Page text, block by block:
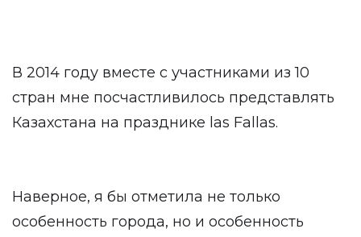
В 2014 году вместе с участниками из 10
стран мне посчастливилось представлять
Казахстана на празднике las Fallas.
Наверное, я бы отметила не только
особенность города, но и особенность